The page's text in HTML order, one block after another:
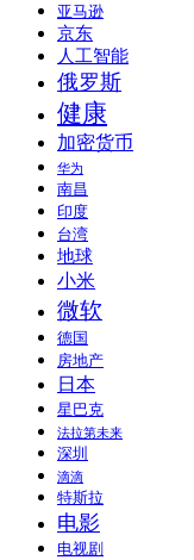
亚马逊
京东
人工智能
俄罗斯
健康
加密货币
华为
南昌
印度
台湾
地球
小米
微软
德国
房地产
日本
星巴克
法拉第未来
深圳
滴滴
特斯拉
电影
电视剧